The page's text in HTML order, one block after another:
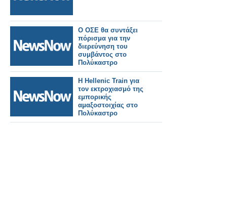
Ο ΟΣΕ θα συντάξει
πόρισμα για την
διερεύνηση του
συμβάντος στο
Πολύκαστρο
Η Hellenic Train για
τον εκτροχιασμό της
εμπορικής
αμαξοστοιχίας στο
Πολύκαστρο